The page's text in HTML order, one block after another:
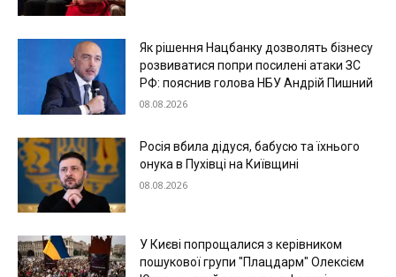
Як рішення Нацбанку дозволять бізнесу
розвиватися попри посилені атаки ЗС
РФ: пояснив голова НБУ Андрій Пишний
08.08.2026
Росія вбила дідуся, бабусю та їхнього
онука в Пухівці на Київщині
08.08.2026
У Києві попрощалися з керівником
пошукової групи "Плацдарм" Олексієм